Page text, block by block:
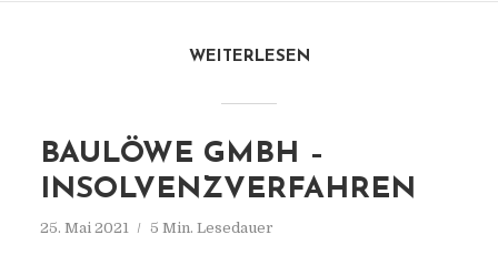
WEITERLESEN
BAULÖWE GMBH –
INSOLVENZVERFAHREN
25. Mai 2021 5 Min. Lesedauer